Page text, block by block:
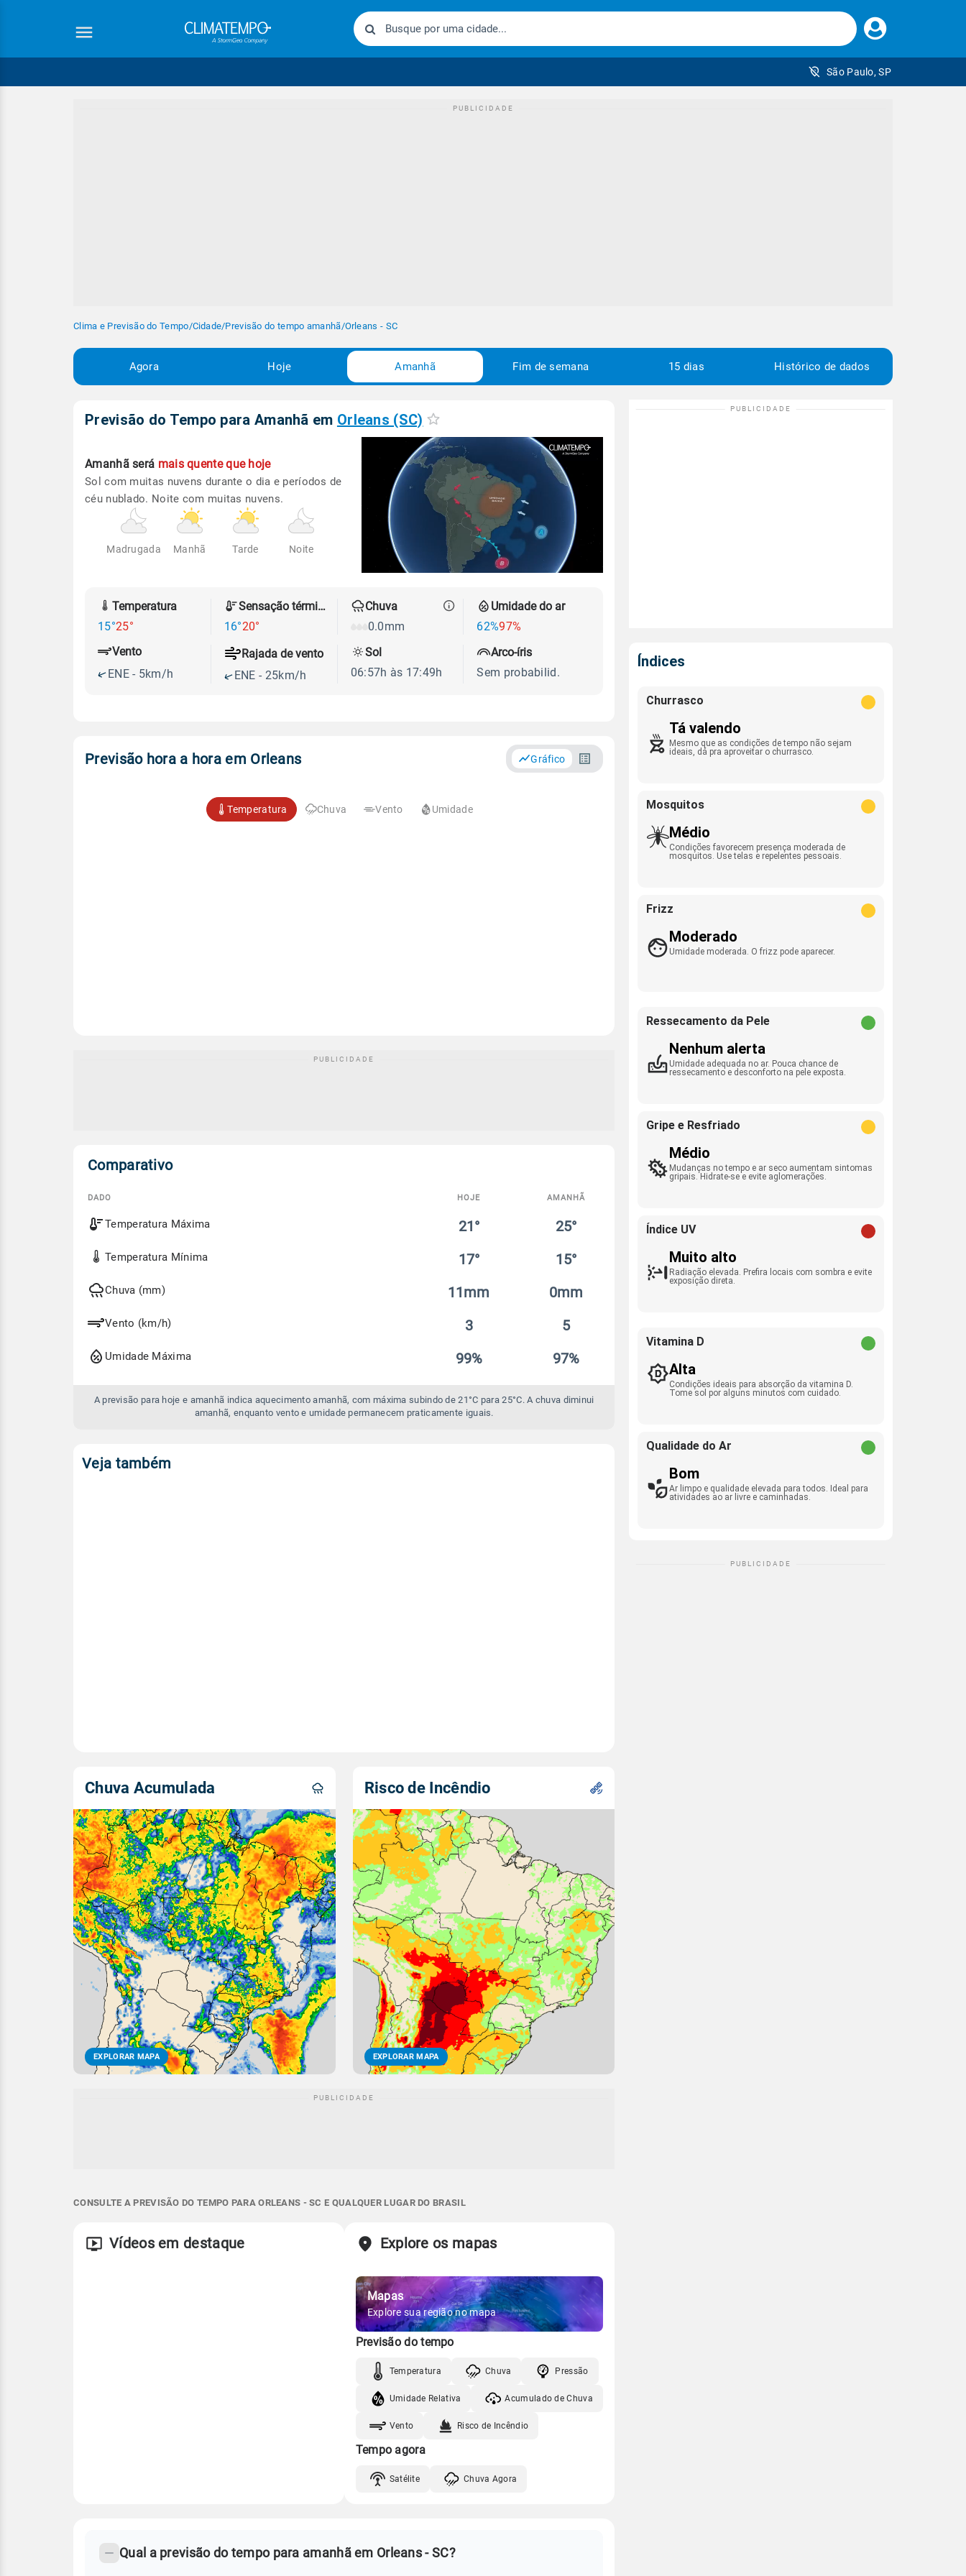
Faça
seu
São Paulo, SP
Clima e Previsão do Tempo/Cidade/Previsão do tempo amanhã/Orleans - SC
Agora Hoje Amanhã Fim de semana 15 dias Histórico de dados
Previsão do Tempo para Amanhã em Orleans (SC)
Amanhã será mais quente que hoje
Sol com muitas nuvens durante o dia e períodos de
céu nublado. Noite com muitas nuvens.
Madrugada Manhã Tarde Noite
Temperatura
15°25°
Sensação térmica
16°20°
Chuva
0.0mm
Umidade do ar
62%97%
Vento
ENE - 5km/h
Rajada de vento
ENE - 25km/h
Sol
06:57h às 17:49h
Arco-íris
Sem probabilid.
Previsão hora a hora em Orleans Gráfico
Temperatura Chuva Vento Umidade
Comparativo
Comparativo
entre
previsão
amanhã
DADO HOJE AMANHÃ
Temperatura Máxima 21° 25°
Temperatura Mínima 17° 15°
Chuva (mm) 11mm 0mm
Vento (km/h) 3 5
Umidade Máxima 99% 97%
A previsão para hoje e amanhã indica aquecimento amanhã, com máxima subindo de 21°C para 25°C. A chuva diminui
amanhã, enquanto vento e umidade permanecem praticamente iguais.
Veja também
Chuva Acumulada
EXPLORAR MAPA
Risco de Incêndio
EXPLORAR MAPA
CONSULTE A PREVISÃO DO TEMPO PARA ORLEANS - SC E QUALQUER LUGAR DO BRASIL
Vídeos em destaque Explore os mapas
Mapas
Explore sua região no mapa
Previsão do tempo
Temperatura Chuva Pressão
Umidade Relativa Acumulado de Chuva
Vento Risco de Incêndio
Tempo agora
Satélite Chuva Agora
Qual a previsão do tempo para amanhã em Orleans - SC?
Índices
Churrasco
Tá valendo
Mesmo que as condições de tempo não sejam
ideais, dá pra aproveitar o churrasco.
Mosquitos
Médio
Condições favorecem presença moderada de
mosquitos. Use telas e repelentes pessoais.
Frizz
Moderado
Umidade moderada. O frizz pode aparecer.
Ressecamento da Pele
Nenhum alerta
Umidade adequada no ar. Pouca chance de
ressecamento e desconforto na pele exposta.
Gripe e Resfriado
Médio
Mudanças no tempo e ar seco aumentam sintomas
gripais. Hidrate-se e evite aglomerações.
Índice UV
Muito alto
Radiação elevada. Prefira locais com sombra e evite
exposição direta.
Vitamina D
Alta
Condições ideais para absorção da vitamina D.
Tome sol por alguns minutos com cuidado.
Qualidade do Ar
Bom
Ar limpo e qualidade elevada para todos. Ideal para
atividades ao ar livre e caminhadas.